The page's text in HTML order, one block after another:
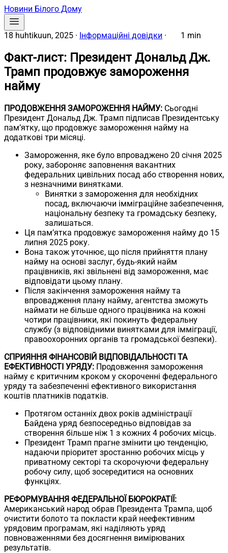
Новини Білого Дому
18 huhtikuun, 2025 · Інформаційні довідки · 1 min
Факт-лист: Президент Дональд Дж.
Трамп продовжує замороження
найму
ПРОДОВЖЕННЯ ЗАМОРОЖЕННЯ НАЙМУ: Сьогодні
Президент Дональд Дж. Трамп підписав Президентську
пам’ятку, що продовжує замороження найму на
додаткові три місяці.
Замороження, яке було впроваджено 20 січня 2025
року, забороняє заповнення вакантних
федеральних цивільних посад або створення нових,
з незначними винятками.
Винятки з замороження для необхідних
посад, включаючи імміграційне забезпечення,
національну безпеку та громадську безпеку,
залишаться.
Ця пам’ятка продовжує замороження найму до 15
липня 2025 року.
Вона також уточнює, що після прийняття плану
найму на основі заслуг, будь-який найм
працівників, які звільнені від замороження, має
відповідати цьому плану.
Після закінчення замороження найму та
впровадження плану найму, агентства зможуть
наймати не більше одного працівника на кожні
чотири працівники, які покинуть федеральну
службу (з відповідними винятками для імміграції,
правоохоронних органів та громадської безпеки).
СПРИЯННЯ ФІНАНСОВІЙ ВІДПОВІДАЛЬНОСТІ ТА
ЕФЕКТИВНОСТІ УРЯДУ: Продовження замороження
найму є критичним кроком у скороченні федерального
уряду та забезпеченні ефективного використання
коштів платників податків.
Протягом останніх двох років адміністрації
Байдена уряд безпосередньо відповідав за
створення більше ніж 1 з кожних 4 робочих місць.
Президент Трамп прагне змінити цю тенденцію,
надаючи пріоритет зростанню робочих місць у
приватному секторі та скорочуючи федеральну
робочу силу, щоб зосередитися на основних
функціях.
РЕФОРМУВАННЯ ФЕДЕРАЛЬНОЇ БЮРОКРАТІЇ:
Американський народ обрав Президента Трампа, щоб
очистити болото та покласти край неефективним
урядовим програмам, які наділяють уряд
повноваженнями без досягнення вимірюваних
результатів.